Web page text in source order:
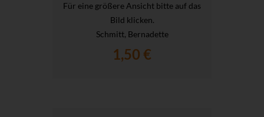
Für eine größere Ansicht bitte auf das
Bild klicken.
Schmitt, Bernadette
1,50 €